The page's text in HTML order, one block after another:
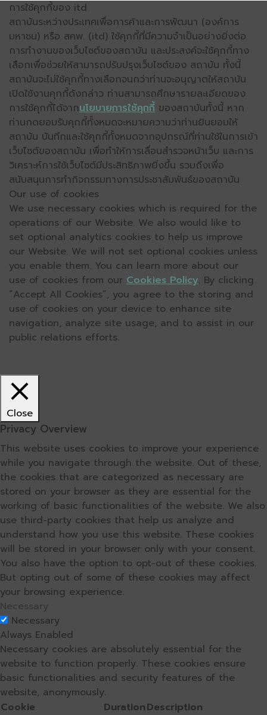
การใช้คุกกี้ของ itd
สถาบันระหว่างประเทศเพื่อการค้าและการพัฒนา (องค์การ
มหาชน) หรือ สคพ. (itd) ใช้คุกกี้ที่มีความจำเป็นอย่างยิ่งต่อ
การทำงานของเว็บไซต์ของสถาบัน และประสงค์จะใช้คุกกี้ทาง
เลือกเพื่อช่วยให้สามารถปรับปรุงเว็บไซต์ของ สถาบัน ทั้งนี้
สถาบันจะไม่ใช้คุกกี้ทางเลือกจนกว่าท่านจะอนุญาตให้สถาบัน
เปิดใช้งานคุกกี้ดังกล่าว ท่านสามารถศึกษารายละเอียดของ
การใช้คุกกี้ได้จากนโยบายการใช้คุกกี้ ของสถาบันทั้งนี้ หาก
ท่านกดยอมรับคุกกี้ทั้งหมดจะหมายความว่าท่านยินยอมให้
สถาบัน บันทึกและใช้คุกกี้ทั้งหมดจากอุปกรณ์ที่ท่านใช้ในการเข้า
เว็บไซต์ของสถาบัน เพื่อทำให้การเลื่อนสำรวจหน้าเว็บ และการ
วิเคราะห์การใช้เว็บไซต์มีประสิทธิภาพยิ่งขึ้น รวมถึงเพื่อ
สนับสนุนการทำกิจกรรมทางการประชาสัมพันธ์ของสถาบัน
Our use of cookies
We use necessary cookies which is required for the
operations of our Website. We also would like to
set optional analytics cookies to help us improve
our Website. We will not set optional cookies unless
you enable them. You can learn more about our
use of cookies from our Cookies Policy. By clicking
“Accept All Cookies”, you agree to the storing and
use of cookies on your device to enhance site
navigation, analyze site usage, and to assist in our
public relations efforts.
Close
Privacy Overview
This website uses cookies to improve your experience
while you navigate through the website. Out of these,
the cookies that are categorized as necessary are
stored on your browser as they are essential for the
working of basic functionalities of the website. We also
use third-party cookies that help us analyze and
understand how you use this website. These cookies
will be stored in your browser only with your consent.
You also have the option to opt-out of these cookies.
But opting out of some of these cookies may affect
your browsing experience.
Necessary
Necessary
Always Enabled
Necessary cookies are absolutely essential for the
website to function properly. These cookies ensure
basic functionalities and security features of the
website, anonymously.
Cookie
DurationDescription